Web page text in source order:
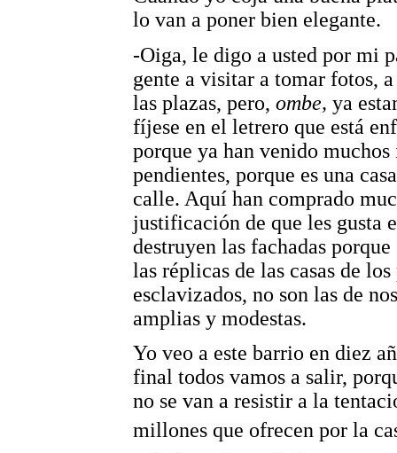
lo van a poner bien elegante.
-Oiga, le digo a usted por mi
gente a visitar a tomar fotos,
las plazas, pero, ombe, ya
fíjese en el letrero que está
porque ya han venido
pendientes, porque es una
calle. Aquí han comprado
justificación de que les gusta
destruyen las fachadas
las réplicas de las casas de
esclavizados, no son las de
amplias y modestas.
Yo veo a este barrio en diez
final todos vamos a salir,
no se van a resistir a la
millones que ofrecen por la